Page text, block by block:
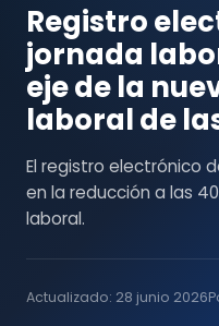
Registro
jornada
eje de la
laboral de
El registro electrónico
en la reducción a las
laboral.
Actualizado: 28 junio 2026